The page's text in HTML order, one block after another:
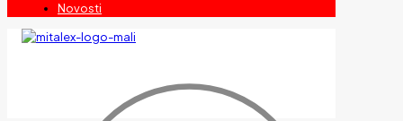
Novosti